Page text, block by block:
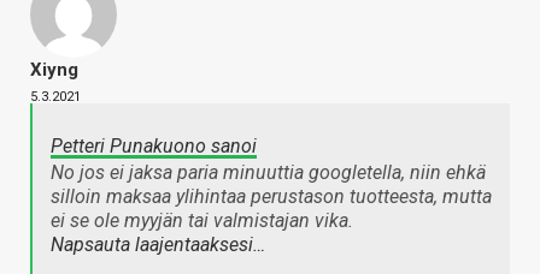
Xiyng
5.3.2021
Petteri Punakuono sanoi
No jos ei jaksa paria minuuttia googletella, niin ehkä
silloin maksaa ylihintaa perustason tuotteesta, mutta
ei se ole myyjän tai valmistajan vika.
Napsauta laajentaaksesi…